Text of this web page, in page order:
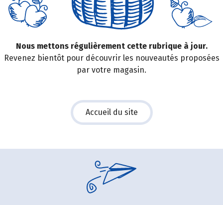
Nous mettons régulièrement cette rubrique à jour.
Revenez bientôt pour découvrir les nouveautés proposées
par votre magasin.
Accueil du site